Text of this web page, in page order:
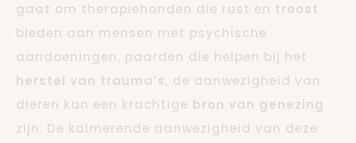
gaat om therapiehonden die rust en troost
bieden aan mensen met psychische
aandoeningen, paarden die helpen bij het
herstel van trauma's, de aanwezigheid van
dieren kan een krachtige bron van genezing
zijn. De kalmerende aanwezigheid van deze